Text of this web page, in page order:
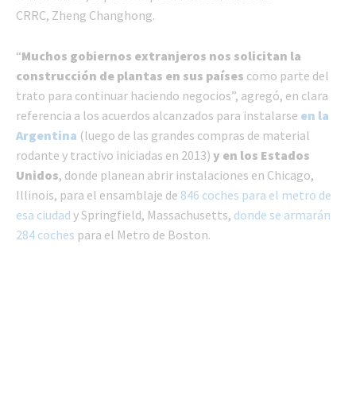
CRRC, Zheng Changhong.
“Muchos gobiernos extranjeros nos solicitan la
construcción de plantas en sus países como parte del
trato para continuar haciendo negocios”, agregó, en clara
referencia a los acuerdos alcanzados para instalarse en la
Argentina (luego de las grandes compras de material
rodante y tractivo iniciadas en 2013) y en los Estados
Unidos, donde planean abrir instalaciones en Chicago,
Illinois, para el ensamblaje de 846 coches para el metro de
esa ciudad y Springfield, Massachusetts, donde se armarán
284 coches para el Metro de Boston.